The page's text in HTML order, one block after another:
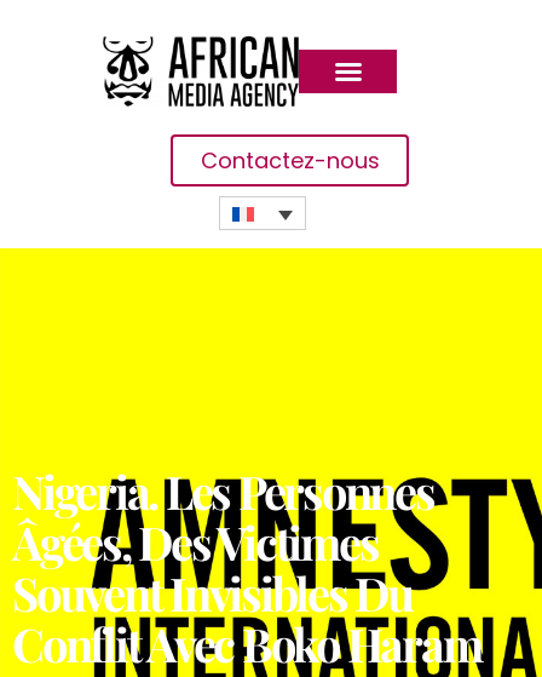
Contactez-nous
Nigeria. Les Personnes
Âgées, Des Victimes
Souvent Invisibles Du
Conflit Avec Boko Haram